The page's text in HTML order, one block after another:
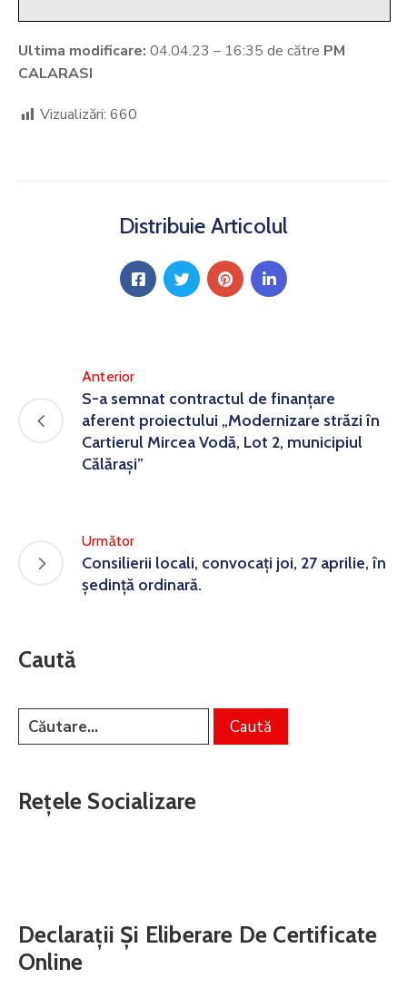
Ultima modificare: 04.04.23 – 16:35 de către PM
CALARASI
Vizualizări: 660
Distribuie Articolul
Anterior
S-a semnat contractul de finanţare
aferent proiectului „Modernizare străzi în
Cartierul Mircea Vodă, Lot 2, municipiul
Călăraşi”
Următor
Consilierii locali, convocaţi joi, 27 aprilie, în
şedinţă ordinară.
Caută
Rețele Socializare
Declarații Și Eliberare De Certificate
Online